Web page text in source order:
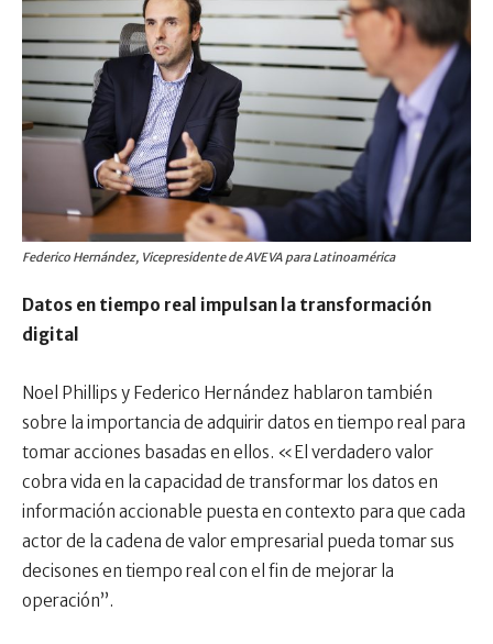
Federico Hernández, Vicepresidente de AVEVA para Latinoamérica
Datos en tiempo real impulsan la transformación
digital
Noel Phillips y Federico Hernández hablaron también
sobre la importancia de adquirir datos en tiempo real para
tomar acciones basadas en ellos. «El verdadero valor
cobra vida en la capacidad de transformar los datos en
información accionable puesta en contexto para que cada
actor de la cadena de valor empresarial pueda tomar sus
decisones en tiempo real con el fin de mejorar la
operación”.